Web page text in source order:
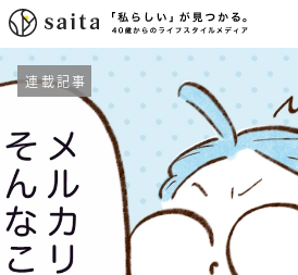
連載記事